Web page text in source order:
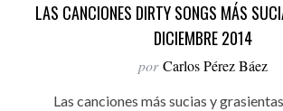
LAS CANCIONES DIRTY SONGS MÁS
DICIEMBRE 2014
por Carlos Pérez Báez
Las canciones más sucias y